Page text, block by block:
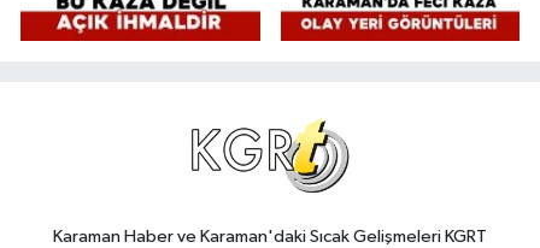
Karaman Haber ve Karaman'daki Sıcak Gelişmeleri KGRT